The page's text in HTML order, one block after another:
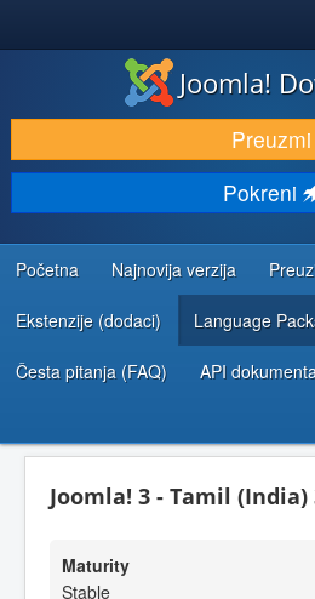
PREUZIMANJE I PROŠIRENJA
OTKRIJTE I NAUČITE
ZAJEDNICA I PODRŠKA
RESURSI ZA RAZVOJ
Joomla!
Preuzmi
Pokreni
Početna Najnovija verzija
Ekstenzije (dodaci) Language
Česta pitanja (FAQ) API
Joomla! 3 - Tamil (India)
Maturity
Stable